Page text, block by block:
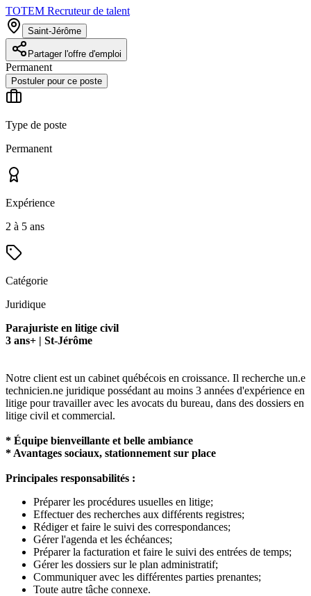
TOTEM Recruteur de talent
Saint-Jérôme
Partager l'offre d'emploi
Permanent
Postuler pour ce poste
Type de poste
Permanent
Expérience
2 à 5 ans
Catégorie
Juridique
Parajuriste en litige civil
3 ans+ | St-Jérôme
Notre client est un cabinet québécois en croissance. Il recherche un.e
technicien.ne juridique possédant au moins 3 années d'expérience en
litige pour travailler avec les avocats du bureau, dans des dossiers en
litige civil et commercial.
* Équipe bienveillante et belle ambiance
* Avantages sociaux, stationnement sur place
Principales responsabilités :
Préparer les procédures usuelles en litige;
Effectuer des recherches aux différents registres;
Rédiger et faire le suivi des correspondances;
Gérer l'agenda et les échéances;
Préparer la facturation et faire le suivi des entrées de temps;
Gérer les dossiers sur le plan administratif;
Communiquer avec les différentes parties prenantes;
Toute autre tâche connexe.